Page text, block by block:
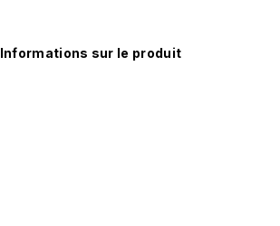
Informations sur le produit